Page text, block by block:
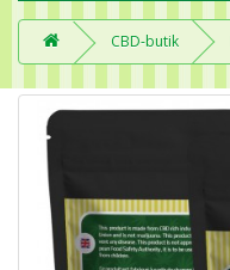
CBD-butik